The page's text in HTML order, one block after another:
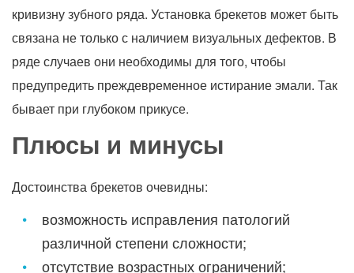
кривизну зубного ряда. Установка брекетов может быть
связана не только с наличием визуальных дефектов. В
ряде случаев они необходимы для того, чтобы
предупредить преждевременное истирание эмали. Так
бывает при глубоком прикусе.
Плюсы и минусы
Достоинства брекетов очевидны:
возможность исправления патологий
различной степени сложности;
отсутствие возрастных ограничений;